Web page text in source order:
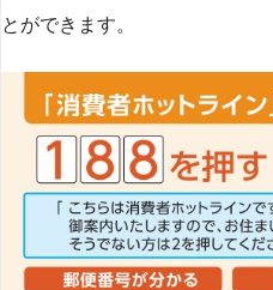
とができます​​。